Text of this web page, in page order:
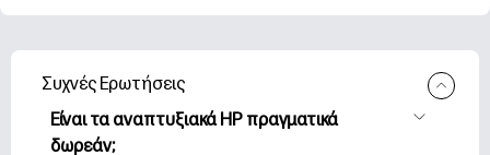
Συχνές Ερωτήσεις
Είναι τα αναπτυξιακά HP πραγματικά
δωρεάν;